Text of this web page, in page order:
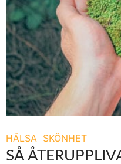
HÄLSA SKÖNHET
SÅ